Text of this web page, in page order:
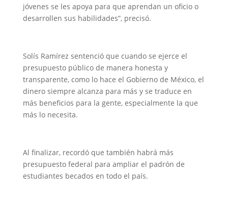
jóvenes se les apoya para que aprendan un oficio o
desarrollen sus habilidades”, precisó.
Solís Ramírez sentenció que cuando se ejerce el
presupuesto público de manera honesta y
transparente, como lo hace el Gobierno de México, el
dinero siempre alcanza para más y se traduce en
más beneficios para la gente, especialmente la que
más lo necesita.
Al finalizar, recordó que también habrá más
presupuesto federal para ampliar el padrón de
estudiantes becados en todo el país.